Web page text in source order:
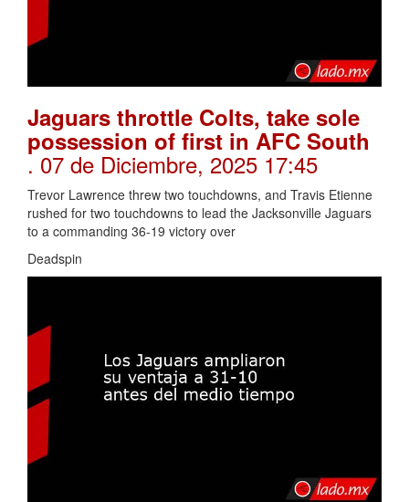
Jaguars throttle Colts, take sole
possession of first in AFC South
. 07 de Diciembre, 2025 17:45
Trevor Lawrence threw two touchdowns, and Travis Etienne
rushed for two touchdowns to lead the Jacksonville Jaguars
to a commanding 36-19 victory over
Deadspin